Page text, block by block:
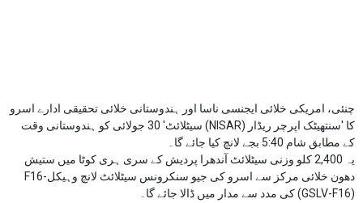
چنئی، امریکی خلائی ایجنسی ناسا اور ہندوستانی خلائی تحقیقی ادارے اسرو
کا 'سنتھیٹک اپرچر ریڈار (NISAR) سیٹلائٹ' 30 جولائی کو ہندوستانی وقت
کے مطابق شام 5:40 بجے لانچ کیا جائے گا۔
یہ 2,400 کلو وزنی سیٹلائٹ آندھرا پردیش کے سری ہری کوٹا میں ستیش
دھون خلائی مرکز سے اسرو کی جیو سنکرونس سیٹلائٹ لانچ وہیکل-F16
(GSLV-F16) کی مدد سے مدار میں ڈالا جائے گا۔